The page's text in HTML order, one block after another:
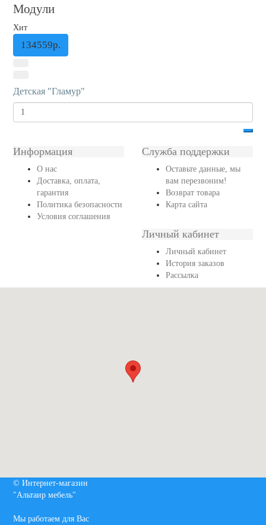
Модули
Хит
134559р.
Детская "Гламур"
Информация
О нас
Доставка, оплата,
гарантия
Политика безопасности
Условия соглашения
Служба поддержки
Оставьте данные, мы
вам перезвоним!
Возврат товара
Карта сайта
Личный кабинет
Личный кабинет
История заказов
Рассылка
© Интернет-магазин
"Альтаир мебель"
Мы работаем для Вас